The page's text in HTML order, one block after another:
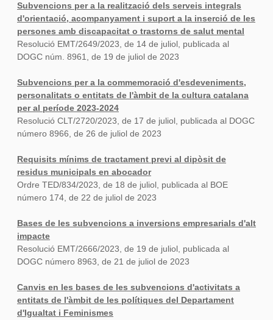
Subvencions per a la realització dels serveis integrals
d'orientació, acompanyament i suport a la inserció de les
persones amb discapacitat o trastorns de salut mental
Resolució EMT/2649/2023, de 14 de juliol, publicada al
DOGC núm. 8961, de 19 de juliol de 2023
Subvencions per a la commemoració d'esdeveniments,
personalitats o entitats de l'àmbit de la cultura catalana
per al període 2023-2024
Resolució CLT/2720/2023, de 17 de juliol, publicada al DOGC
número 8966, de 26 de juliol de 2023
Requisits mínims de tractament previ al dipòsit de
residus municipals en abocador
Ordre TED/834/2023, de 18 de juliol, publicada al BOE
número 174, de 22 de juliol de 2023
Bases de les subvencions a inversions empresarials d'alt
impacte
Resolució EMT/2666/2023, de 19 de juliol, publicada al
DOGC número 8963, de 21 de juliol de 2023
Canvis en les bases de les subvencions d'activitats a
entitats de l'àmbit de les polítiques del Departament
d'Igualtat i Feminismes